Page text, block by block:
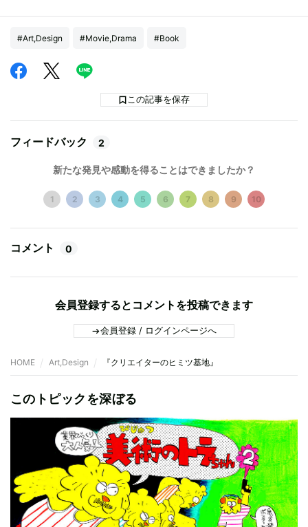
#Art,Design #Movie,Drama #Book
この記事を保存
フィードバック 2
新たな発見や感動を得ることはできましたか？
1 2 3 4 5 6 7 8 9 10
コメント 0
会員登録するとコメントを投稿できます
会員登録 / ログインページへ
HOME Art,Design 『クリエイターのヒミツ基地』
このトピックを深ぼる